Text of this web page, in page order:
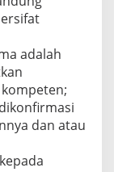
adalah
dan atau